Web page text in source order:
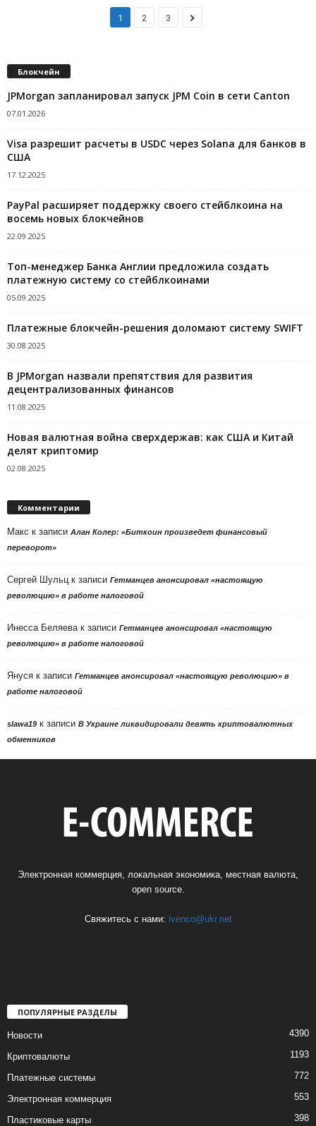
1 2 3
Блокчейн
JPMorgan запланировал запуск JPM Coin в сети Canton
07.01.2026
Visa разрешит расчеты в USDC через Solana для банков в
США
17.12.2025
PayPal расширяет поддержку своего стейблкоина на
восемь новых блокчейнов
22.09.2025
Топ-менеджер Банка Англии предложила создать
платежную систему со стейблкоинами
05.09.2025
Платежные блокчейн-решения доломают систему SWIFT
30.08.2025
В JPMorgan назвали препятствия для развития
децентрализованных финансов
11.08.2025
Новая валютная война сверхдержав: как США и Китай
делят криптомир
02.08.2025
Комментарии
Макс к записи Алан Колер: «Биткоин произведет финансовый
переворот»
Сергей Шульц к записи Гетманцев анонсировал «настоящую
революцию» в работе налоговой
Инесса Беляева к записи Гетманцев анонсировал «настоящую
революцию» в работе налоговой
Януся к записи Гетманцев анонсировал «настоящую революцию» в
работе налоговой
slawa19 к записи В Украине ликвидировали девять криптовалютных
обменников
Электронная коммерция, локальная экономика, местная валюта,
open source.
Свяжитесь с нами: ivenco@ukr.net
ПОПУЛЯРНЫЕ РАЗДЕЛЫ
Новости 4390
Криптовалюты 1193
Платежные системы 772
Электронная коммерция 553
Пластиковые карты 398